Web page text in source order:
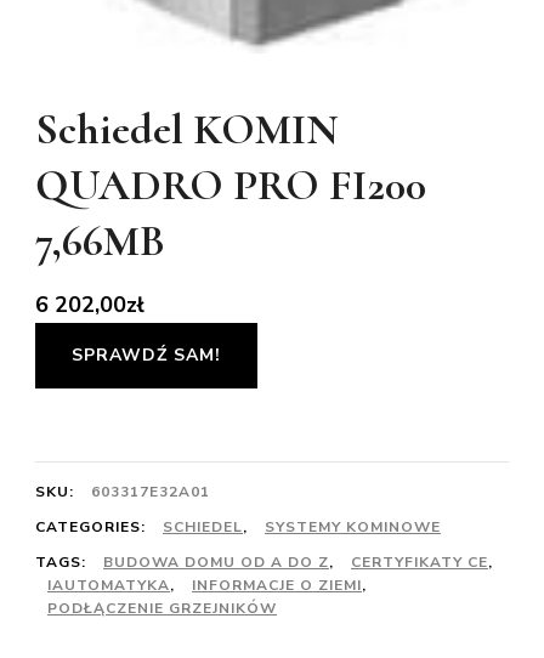
Schiedel KOMIN
QUADRO PRO FI200
7,66MB
6 202,00zł
SPRAWDŹ SAM!
SKU:
603317E32A01
CATEGORIES:
SCHIEDEL,
SYSTEMY KOMINOWE
TAGS:
BUDOWA DOMU OD A DO Z, CERTYFIKATY CE,
IAUTOMATYKA, INFORMACJE O ZIEMI,
PODŁĄCZENIE GRZEJNIKÓW